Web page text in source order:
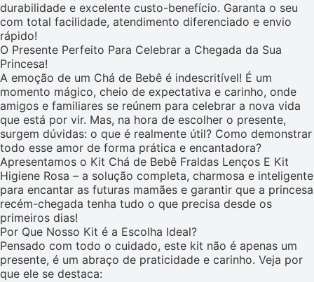
durabilidade e excelente custo-benefício. Garanta o seu
com total facilidade, atendimento diferenciado e envio
rápido!
O Presente Perfeito Para Celebrar a Chegada da Sua
Princesa!
A emoção de um Chá de Bebê é indescritível! É um
momento mágico, cheio de expectativa e carinho, onde
amigos e familiares se reúnem para celebrar a nova vida
que está por vir. Mas, na hora de escolher o presente,
surgem dúvidas: o que é realmente útil? Como demonstrar
todo esse amor de forma prática e encantadora?
Apresentamos o Kit Chá de Bebê Fraldas Lenços E Kit
Higiene Rosa – a solução completa, charmosa e inteligente
para encantar as futuras mamães e garantir que a princesa
recém-chegada tenha tudo o que precisa desde os
primeiros dias!
Por Que Nosso Kit é a Escolha Ideal?
Pensado com todo o cuidado, este kit não é apenas um
presente, é um abraço de praticidade e carinho. Veja por
que ele se destaca: